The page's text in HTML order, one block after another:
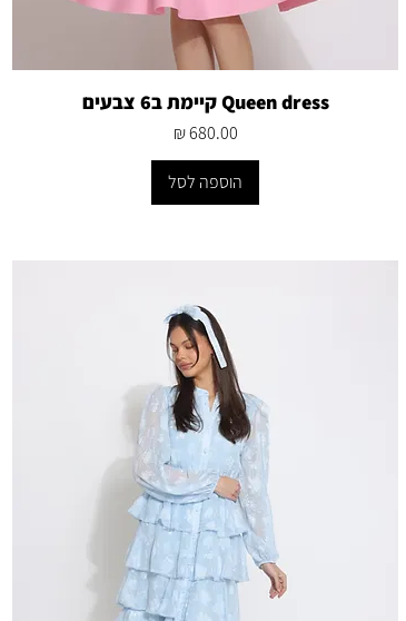
Queen dress קיימת ב6 צבעים
מחיר
הוספה לסל